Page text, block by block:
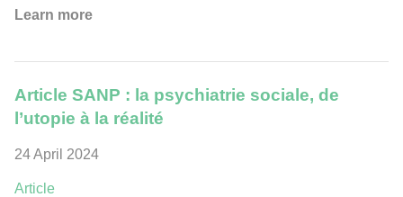
Learn more
Article SANP : la psychiatrie sociale, de
l’utopie à la réalité
24 April 2024
Article